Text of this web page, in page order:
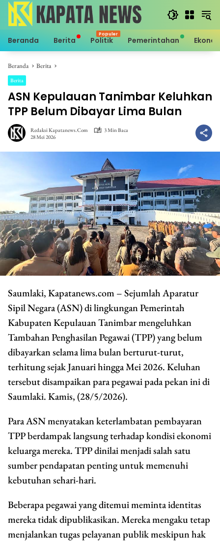
Langsung
konten
Beranda Berita Politik Pemerintahan
Beranda Berita
Berita
ASN Kepulauan Tanimbar Keluhkan
TPP Belum Dibayar Lima Bulan
Redaksi Kapatanews.com
3 Min Baca
28 Mei 2026
Saumlaki, Kapatanews.com – Sejumlah Aparatur
Sipil Negara (ASN) di lingkungan Pemerintah
Kabupaten Kepulauan Tanimbar mengeluhkan
Tambahan Penghasilan Pegawai (TPP) yang belum
dibayarkan selama lima bulan berturut-turut,
terhitung sejak Januari hingga Mei 2026. Keluhan
tersebut disampaikan para pegawai pada pekan ini di
Saumlaki. Kamis, (28/5/2026).
Para ASN menyatakan keterlambatan pembayaran
TPP berdampak langsung terhadap kondisi ekonomi
keluarga mereka. TPP dinilai menjadi salah satu
sumber pendapatan penting untuk memenuhi
kebutuhan sehari-hari.
Beberapa pegawai yang ditemui meminta identitas
mereka tidak dipublikasikan. Mereka mengaku tetap
menjalankan tugas pelayanan publik meskipun hak